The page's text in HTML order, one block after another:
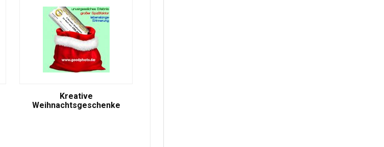
Kreative
Weihnachtsgeschenke